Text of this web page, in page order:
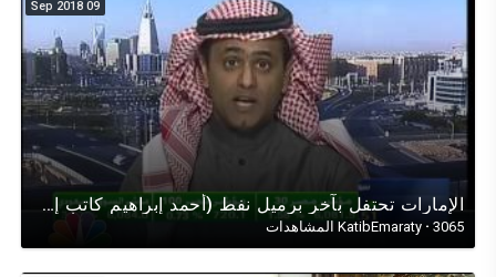
09 Sep 2018
اﻹمارات تحتفل بآخر برميل نفط (أحمد إبراهيم كاتب إماراتي)
KatibEmaraty · 3065 المشاهدات